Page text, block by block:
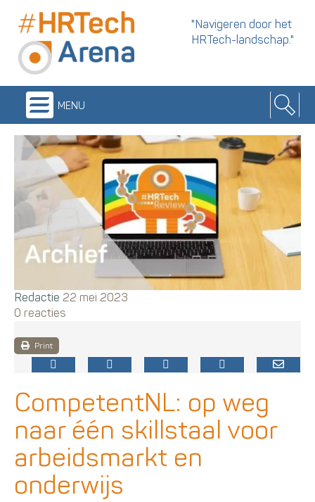
"Navigeren door het
HRTech-landschap."
menu
Redactie 22 mei 2023
0 reacties
Print
CompetentNL: op weg
naar één skillstaal voor
arbeidsmarkt en
onderwijs